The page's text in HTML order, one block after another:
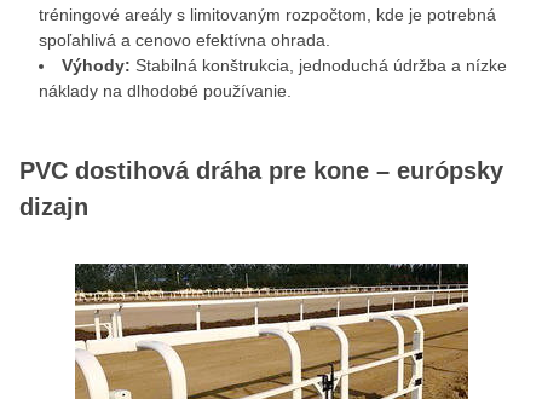
tréningové areály s limitovaným rozpočtom, kde je potrebná
spoľahlivá a cenovo efektívna ohrada.
Výhody: Stabilná konštrukcia, jednoduchá údržba a nízke
náklady na dlhodobé používanie.
PVC dostihová dráha pre kone – európsky
dizajn